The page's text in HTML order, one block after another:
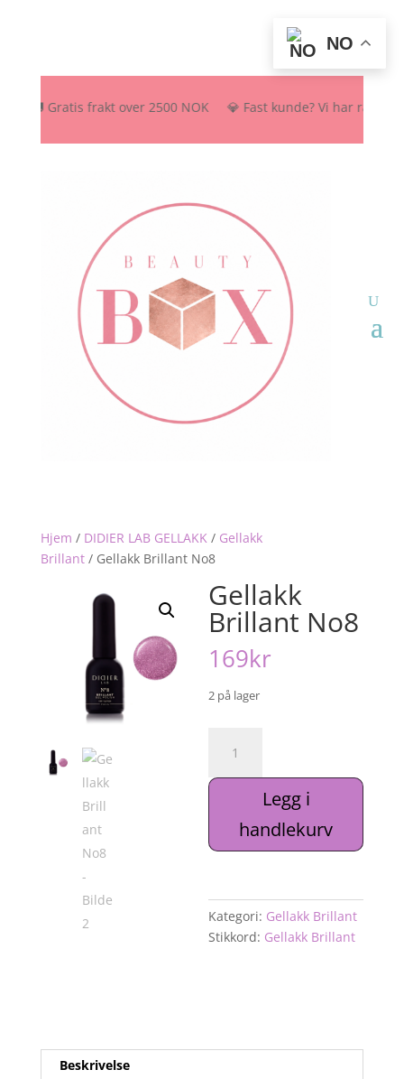
🚚 Gratis frakt over 2500 NOK 💎 Fast kunde? Vi har
Hjem / DIDIER LAB GELLAKK/ Gellakk
Brillant/ Gellakk Brillant No8
Gellakk
Brillant No8
169kr
2 på lager
Brillant
No8
Legg i
handlekurv
Kategori: Gellakk Brillant
Stikkord: Gellakk Brillant
Beskrivelse
NO